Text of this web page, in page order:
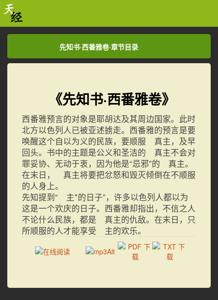
先知书·西番雅卷·章节目录
先知书·西番雅卷·章节目录
《先知书·西番雅卷》
西番雅预言的对象是耶胡达及其周边国家。此时
北方以色列人已被亚述掳走。西番雅的预言是要
唤醒这个自以为义的民族，要顺服 真主，及早
回头。书中的主题是公义和圣洁的 真主不会对
罪妥协、无动于衷，因为他是“忌邪”的 真主。
在末日， 真主将要把忿怒和毁灭倾倒在不顺服
的人身上。
先知提到“ 主*的日子”，许多以色列人都以为
这是一个欢庆的日子。西番雅却指出，不信之人
不论什么民族，都是 真主的仇敌。在末日，只
所顺服的人才能享受 主的欢乐。